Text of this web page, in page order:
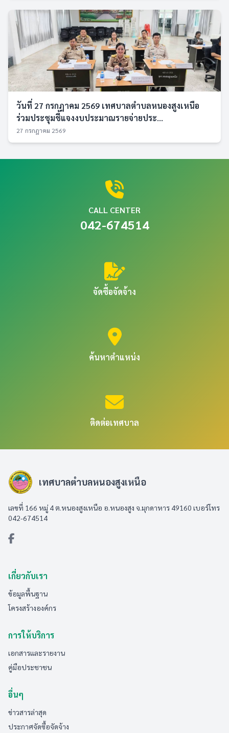
วันที่ 27 กรกฎาคม 2569 เทศบาลตำบลหนองสูงเหนือ
ร่วมประชุมชี้แจงงบประมาณรายจ่ายประ...
27 กรกฎาคม 2569
CALL CENTER
042-674514
จัดซื้อจัดจ้าง
ค้นหาตำแหน่ง
ติดต่อเทศบาล
เทศบาลตำบลหนองสูงเหนือ
เลขที่ 166 หมู่ 4 ต.หนองสูงเหนือ อ.หนองสูง จ.มุกดาหาร 49160 เบอร์โทร
042-674514
เกี่ยวกับเรา
ข้อมูลพื้นฐาน
โครงสร้างองค์กร
การให้บริการ
เอกสารและรายงาน
คู่มือประชาชน
อื่นๆ
ข่าวสารล่าสุด
ประกาศจัดซื้อจัดจ้าง